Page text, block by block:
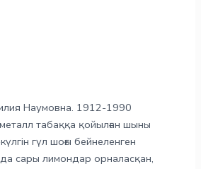
Наумовна. 1912-1990
табаққа қойылған шыны
гүл шоғы бейнеленген
сары лимондар орналасқан,